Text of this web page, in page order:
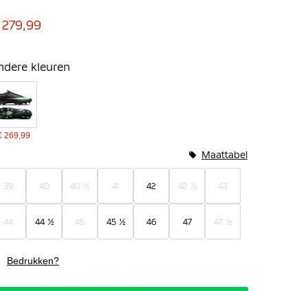
kleuren
269,99
39 40 40 ½ 41 42 42 ½ 43
44 44 ½ 45 45 ½ 46 47 47 ½
Maattabel
Bedrukken?